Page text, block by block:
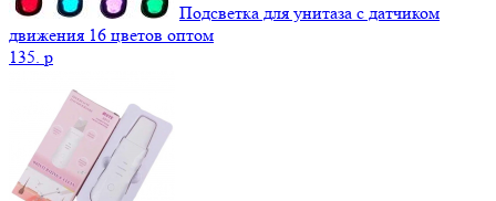
Подсветка для унитаза с датчиком
движения 16 цветов оптом
135. p